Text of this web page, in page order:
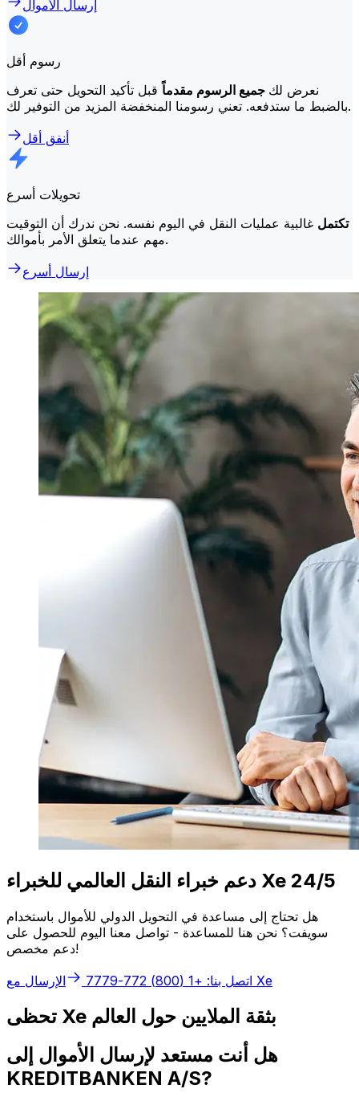
إرسال الأموال
رسوم أقل
نعرض لك جميع الرسوم مقدماًقبل تأكيد التحويل حتى تعرف
بالضبط ما ستدفعه. تعني رسومنا المنخفضة المزيد من التوفير لك.
أنفق أقل
تحويلات أسرع
تكتمل غالبية عمليات النقل في اليوم نفسه. نحن ندرك أن التوقيت
مهم عندما يتعلق الأمر بأموالك.
إرسال أسرع
دعم خبراء النقل العالمي للخبراء Xe 24/5
هل تحتاج إلى مساعدة في التحويل الدولي للأموال باستخدام
سويفت؟ نحن هنا للمساعدة - تواصل معنا اليوم للحصول على
دعم مخصص!
اتصل بنا: +1 (800) 772-7779 الإرسال مع Xe
تحظى Xe بثقة الملايين حول العالم
هل أنت مستعد لإرسال الأموال إلى
KREDITBANKEN A/S?